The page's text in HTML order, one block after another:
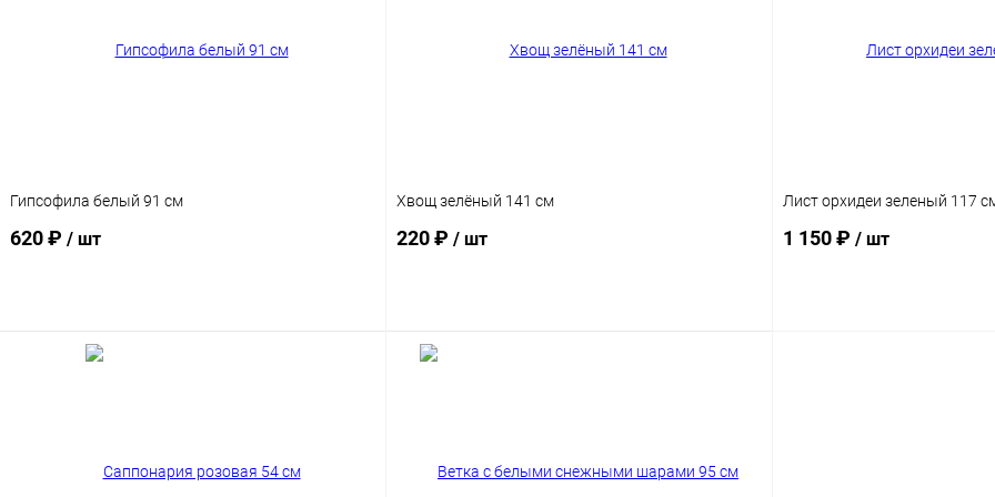
Гипсофила белый 91 см
620 ₽ / шт
В корзину
Хвощ зелёный 141 см
220 ₽ / шт
В корзину
Лист орхидеи зеленый 117
1 150 ₽ / шт